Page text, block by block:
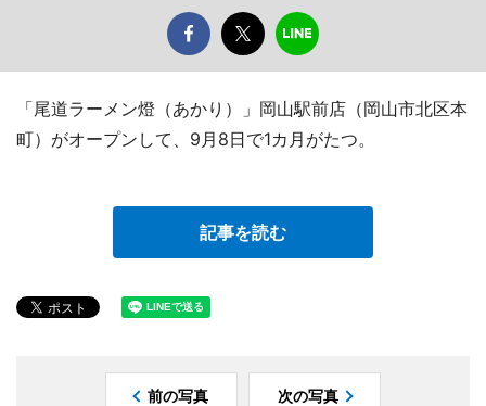
「尾道ラーメン燈（あかり）」岡山駅前店（岡山市北区本
町）がオープンして、9月8日で1カ月がたつ。
記事を読む
前の写真 次の写真